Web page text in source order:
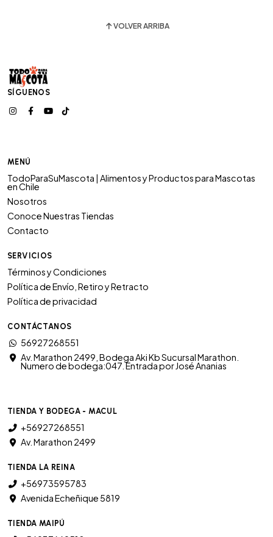
VOLVER ARRIBA
SÍGUENOS
MENÚ
TodoParaSuMascota | Alimentos y Productos para Mascotas
en Chile
Nosotros
Conoce Nuestras Tiendas
Contacto
SERVICIOS
Términos y Condiciones
Política de Envío, Retiro y Retracto
Política de privacidad
CONTÁCTANOS
56927268551
Av. Marathon 2499, Bodega Aki Kb Sucursal Marathon.
Numero de bodega:047. Entrada por José Ananias
TIENDA Y BODEGA - MACUL
+56927268551
Av. Marathon 2499
TIENDA LA REINA
+56973595783
Avenida Echeñique 5819
TIENDA MAIPÚ